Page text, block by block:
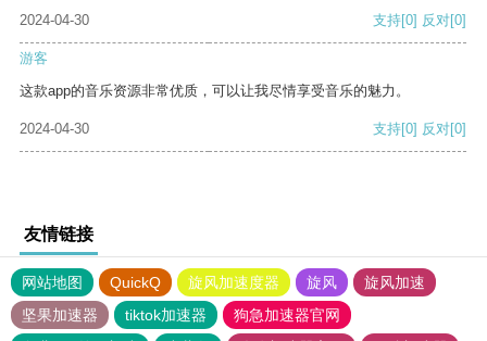
2024-04-30 支持[0] 反对[0]
游客
这款app的音乐资源非常优质，可以让我尽情享受音乐的魅力。
2024-04-30 支持[0] 反对[0]
友情链接
网站地图 QuickQ 旋风加速度器 旋风
旋风加速
坚果加速器
tiktok加速器
狗急加速器官网